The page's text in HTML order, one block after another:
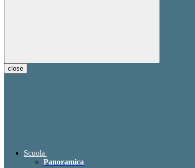
close
Scuola
Panoramica